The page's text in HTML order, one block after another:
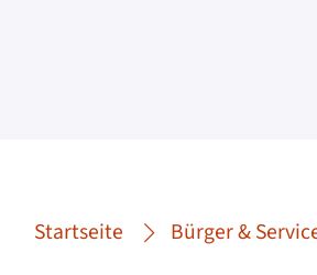
Startseite Bürger &